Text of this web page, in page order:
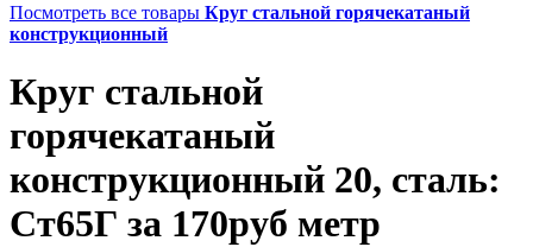
Посмотреть все товары Круг стальной горячекатаный
конструкционный
Круг стальной
горячекатаный
конструкционный 20, сталь:
Ст65Г за 170руб метр